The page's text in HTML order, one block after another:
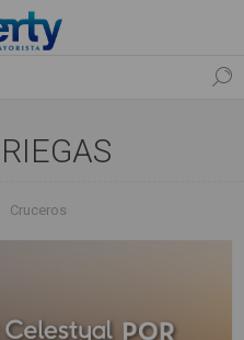
Cruceros